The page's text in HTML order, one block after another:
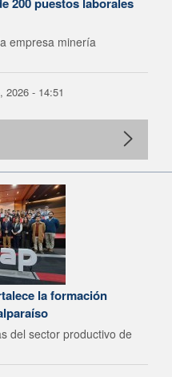
empresa minería
2026 - 14:51
la formación
del sector productivo de